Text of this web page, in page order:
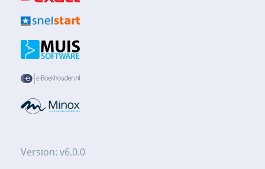
Version: v6.0.0